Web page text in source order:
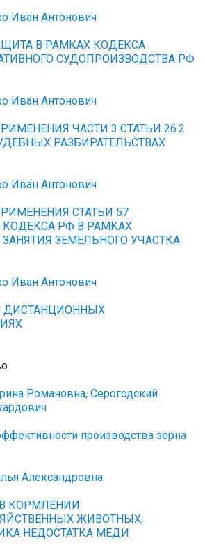
Иван Антонович
В РАМКАХ КОДЕКСА
СУДОПРОИЗВОДСТВА РФ
Иван Антонович
ЧАСТИ 3 СТАТЬИ 26.2
РАЗБИРАТЕЛЬСТВАХ
Иван Антонович
СТАТЬИ 57
КОДЕКСА РФ В РАМКАХ
ЗЕМЕЛЬНОГО УЧАСТКА
Иван Антонович
ДИСТАНЦИОННЫХ
Романовна, Серогодский
производства зерна
Александровна
КОРМЛЕНИИ
ЖИВОТНЫХ,
НЕДОСТАТКА МЕДИ